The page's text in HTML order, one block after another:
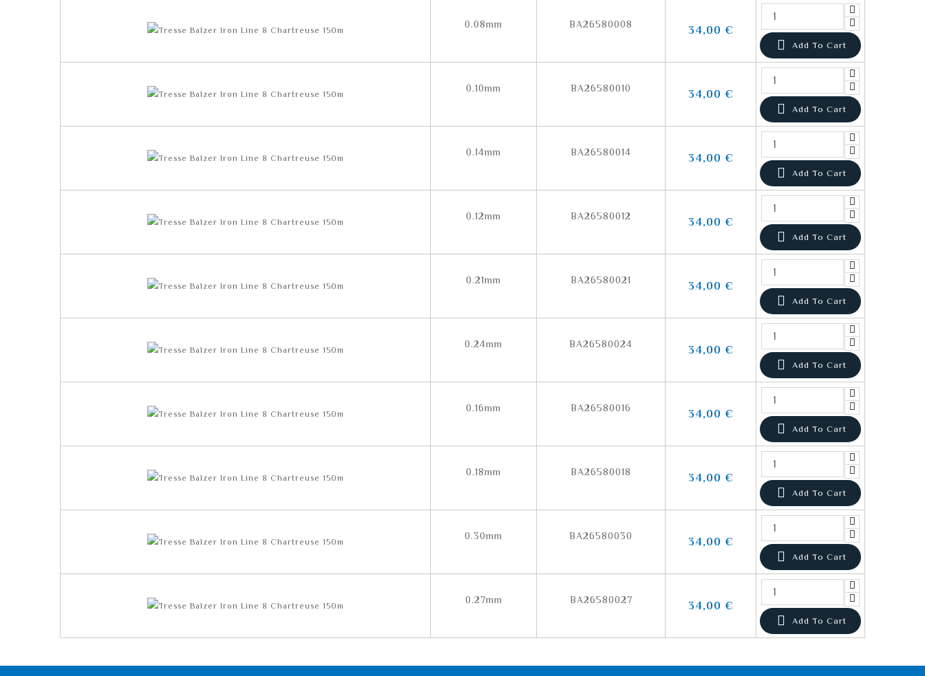
0.08mm BA26580008 34,00 €
 Add To Cart
0.10mm BA26580010 34,00 €
 Add To Cart
0.14mm BA26580014 34,00 €
 Add To Cart
0.12mm BA26580012 34,00 €
 Add To Cart
0.21mm BA26580021 34,00 €
 Add To Cart
0.24mm BA26580024 34,00 €
 Add To Cart
0.16mm BA26580016 34,00 €
 Add To Cart
0.18mm BA26580018 34,00 €
 Add To Cart
0.30mm BA26580030 34,00 €
 Add To Cart
0.27mm BA26580027 34,00 €
 Add To Cart